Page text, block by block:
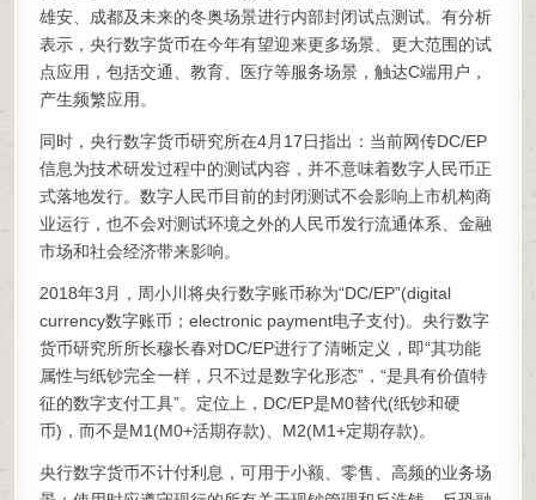
雄安、成都及未来的冬奥场景进行内部封闭试点测试。有分析
表示，央行数字货币在今年有望迎来更多场景、更大范围的试
点应用，包括交通、教育、医疗等服务场景，触达C端用户，
产生频繁应用。
同时，央行数字货币研究所在4月17日指出：当前网传DC/EP
信息为技术研发过程中的测试内容，并不意味着数字人民币正
式落地发行。数字人民币目前的封闭测试不会影响上市机构商
业运行，也不会对测试环境之外的人民币发行流通体系、金融
市场和社会经济带来影响。
2018年3月，周小川将央行数字账币称为“DC/EP”(digital
currency数字账币；electronic payment电子支付)。央行数字
货币研究所所长穆长春对DC/EP进行了清晰定义，即“其功能
属性与纸钞完全一样，只不过是数字化形态”，“是具有价值特
征的数字支付工具”。定位上，DC/EP是M0替代(纸钞和硬
币)，而不是M1(M0+活期存款)、M2(M1+定期存款)。
央行数字货币不计付利息，可用于小额、零售、高频的业务场